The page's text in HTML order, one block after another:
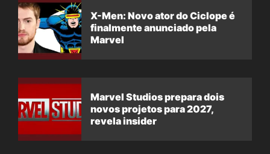
X-Men: Novo ator do Ciclope é
finalmente anunciado pela
Marvel
Marvel Studios prepara dois
novos projetos para 2027,
revela insider